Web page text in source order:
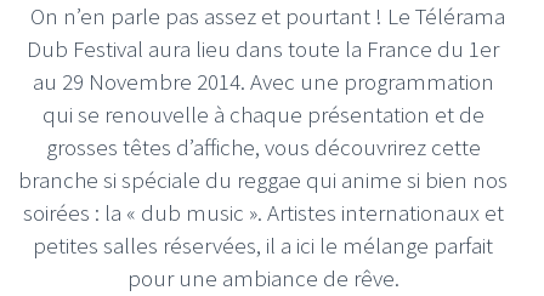
On n’en parle pas assez et pourtant ! Le Télérama
Dub Festival aura lieu dans toute la France du 1er
au 29 Novembre 2014. Avec une programmation
qui se renouvelle à chaque présentation et de
grosses têtes d’affiche, vous découvrirez cette
branche si spéciale du reggae qui anime si bien nos
soirées : la « dub music ». Artistes internationaux et
petites salles réservées, il a ici le mélange parfait
pour une ambiance de rêve.